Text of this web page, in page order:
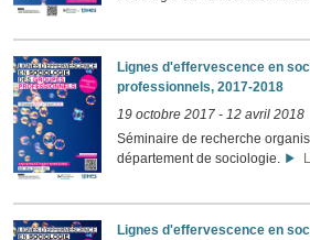
Lignes d'effervescence en
professionnels, 2017-2018
19 octobre 2017 - 12 avril 2018
Séminaire de recherche
département de sociologie.
Lignes d'effervescence en